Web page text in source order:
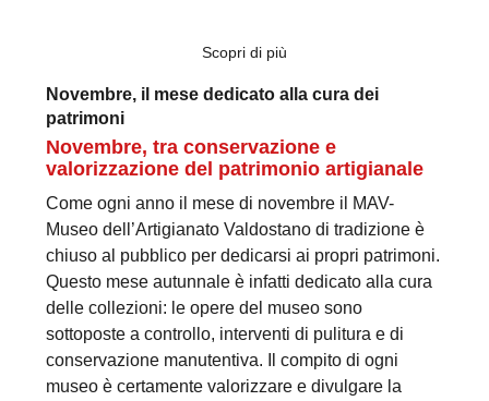
Scopri di più
Novembre, il mese dedicato alla cura dei
patrimoni
Novembre, tra conservazione e
valorizzazione del patrimonio artigianale
Come ogni anno il mese di novembre il MAV-
Museo dell’Artigianato Valdostano di tradizione è
chiuso al pubblico per dedicarsi ai propri patrimoni.
Questo mese autunnale è infatti dedicato alla cura
delle collezioni: le opere del museo sono
sottoposte a controllo, interventi di pulitura e di
conservazione manutentiva. Il compito di ogni
museo è certamente valorizzare e divulgare la